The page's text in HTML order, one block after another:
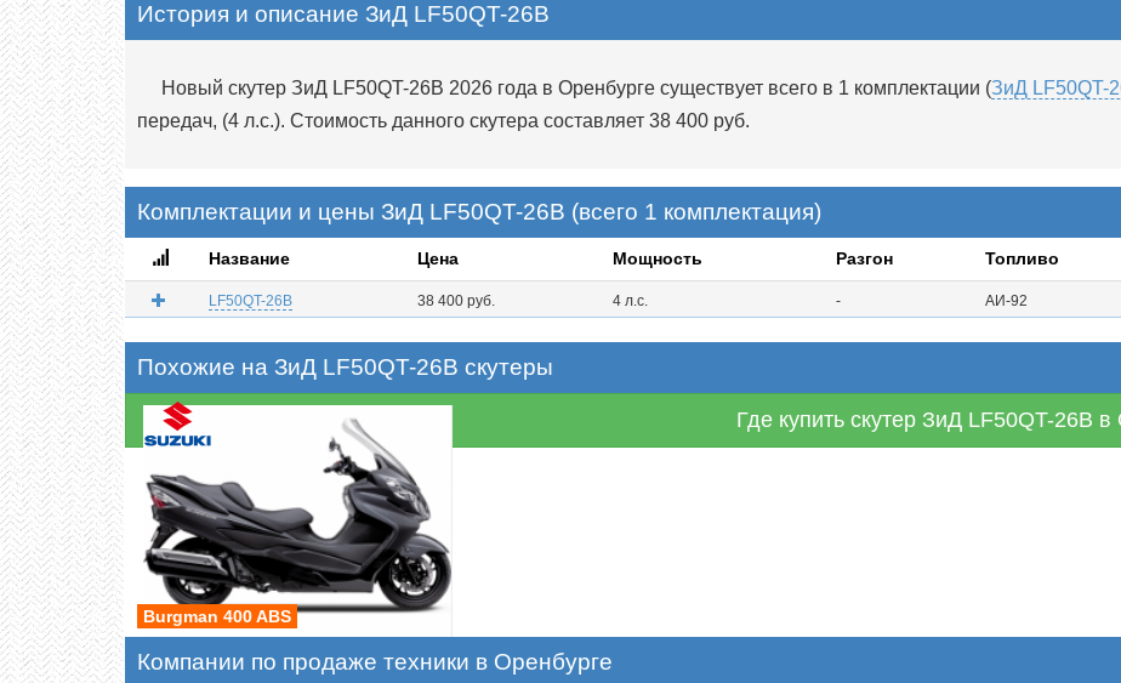
История и описание ЗиД LF50QT-26B
Новый скутер ЗиД LF50QT-26B 2026 года в Оренбурге существует всего в 1 комплектации (ЗиД LF50QT-
передач, (4 л.с.). Стоимость данного скутера составляет 38 400 руб.
Комплектации и цены ЗиД LF50QT-26B (всего 1 комплектация)
Название Цена Мощность Разгон Топливо
LF50QT-26B 38 400 руб. 4 л.с. - АИ-92
Похожие на ЗиД LF50QT-26B скутеры
Burgman 400 ABS
Где купить скутер ЗиД LF50QT-26B
Компании по продаже техники в Оренбурге